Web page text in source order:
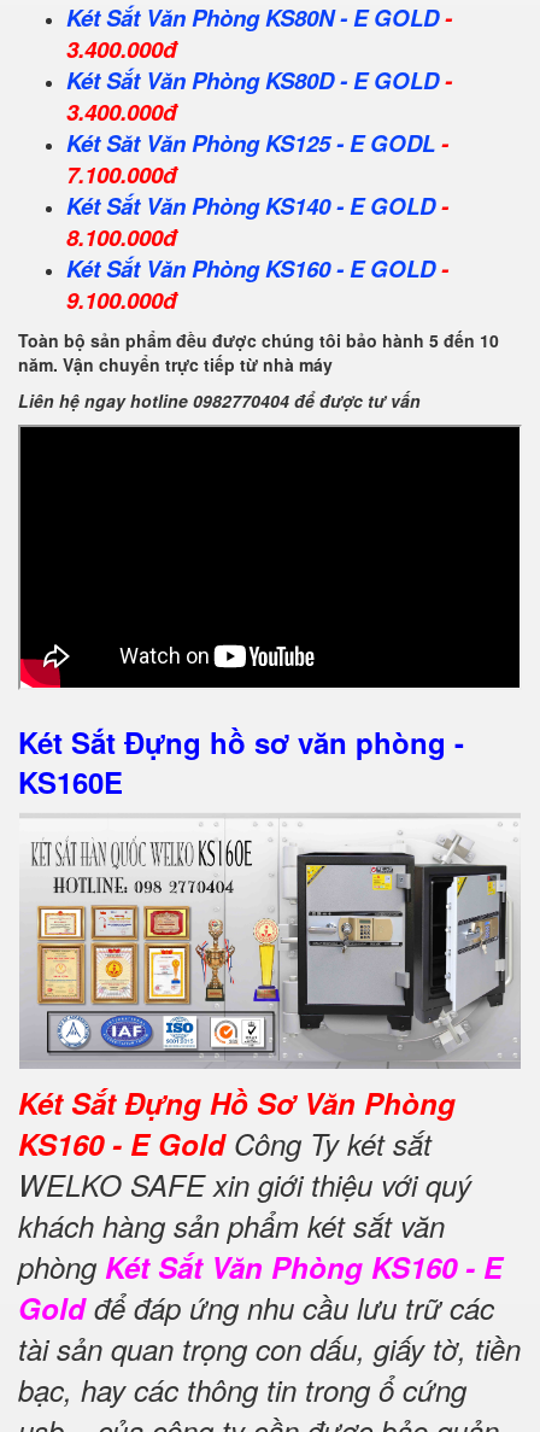
Két Sắt Văn Phòng KS80N - E GOLD-
3.400.000đ
Két Sắt Văn Phòng KS80D - E GOLD-
3.400.000đ
Két Săt Văn Phòng KS125 - E GODL-
7.100.000đ
Két Sắt Văn Phòng KS140 - E GOLD-
8.100.000đ
Két Sắt Văn Phòng KS160 - E GOLD-
9.100.000đ
Toàn bộ sản phẩm đều được chúng tôi bảo hành 5 đến 10
năm. Vận chuyển trực tiếp từ nhà máy
Liên hệ ngay hotline 0982770404 để được tư vấn
Két Sắt Đựng hồ sơ văn phòng -
KS160E
Két Sắt Đựng Hồ Sơ Văn Phòng
KS160 - E Gold Công Ty két sắt
WELKO SAFE xin giới thiệu với quý
khách hàng sản phẩm két sắt văn
phòng Két Sắt Văn Phòng KS160 - E
Goldđể đáp ứng nhu cầu lưu trữ các
tài sản quan trọng con dấu, giấy tờ, tiền
bạc, hay các thông tin trong ổ cứng